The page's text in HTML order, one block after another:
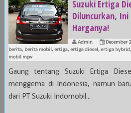
Suzuki Ertiga
Diluncurkan,
Harganya!
Admin December
berita, berita mobil ,ertiga,ertiga diesel ,ertiga hybrid ,
mobil mpv
Gaung tentang Suzuki Ertiga
menggema di Indonesia, namun
dari PT Suzuki Indomobil...